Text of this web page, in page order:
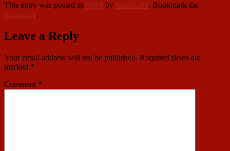
This entry was posted in ত্রিপুরা by santanu99. Bookmark the
permalink.
Leave a Reply
Your email address will not be published. Required fields are
marked *
Comment *